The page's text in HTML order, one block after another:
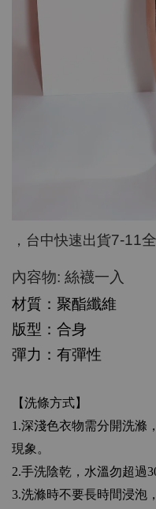
，台中快速出貨7-11
內容物: 絲襪一入
材質：聚酯纖維
版型：合身
彈力：有彈性
【洗條方式】
1.深淺色衣物需分開洗滌
現象。
2.手洗陰乾，水溫勿超過
3.洗滌時不要長時間浸泡